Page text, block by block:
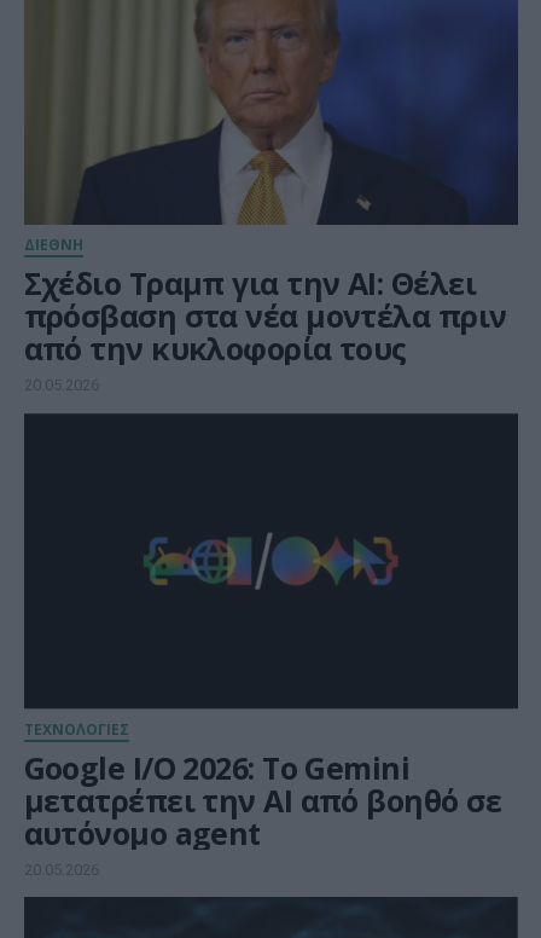
ΔΙΕΘΝΗ
Σχέδιο Τραμπ για την AI: Θέλει
πρόσβαση στα νέα μοντέλα πριν
από την κυκλοφορία τους
20.05.2026
ΤΕΧΝΟΛΟΓΙΕΣ
Google I/O 2026: Το Gemini
μετατρέπει την AI από βοηθό σε
αυτόνομο agent
20.05.2026